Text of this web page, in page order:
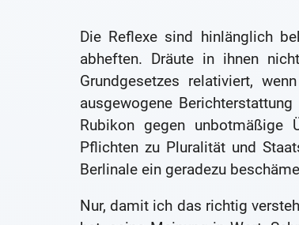
Die Reflexe sind hinlänglich
abheften. Dräute in ihnen
Grundgesetzes relativiert,
ausgewogene
Rubikon gegen unbotmäßige
Pflichten zu Pluralität und
Berlinale ein geradezu
Nur, damit ich das richtig